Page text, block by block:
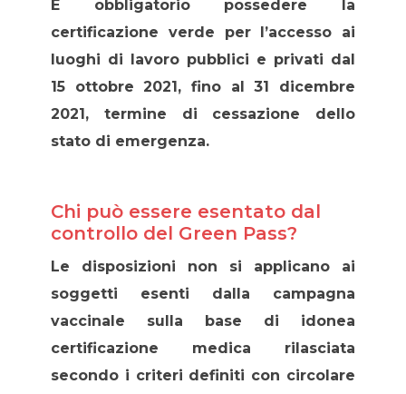
È obbligatorio possedere la
certificazione verde per l’accesso ai
luoghi di lavoro pubblici e privati dal
15 ottobre 2021, fino al 31 dicembre
2021, termine di cessazione dello
stato di emergenza.
Chi può essere esentato dal
controllo del Green Pass?
Le disposizioni non si applicano ai
soggetti esenti dalla campagna
vaccinale sulla base di idonea
certificazione medica rilasciata
secondo i criteri definiti con circolare